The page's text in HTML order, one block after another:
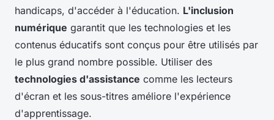
handicaps, d'accéder à l'éducation. L'inclusion
numérique garantit que les technologies et les
contenus éducatifs sont conçus pour être utilisés par
le plus grand nombre possible. Utiliser des
technologies d'assistance comme les lecteurs
d'écran et les sous-titres améliore l'expérience
d'apprentissage.